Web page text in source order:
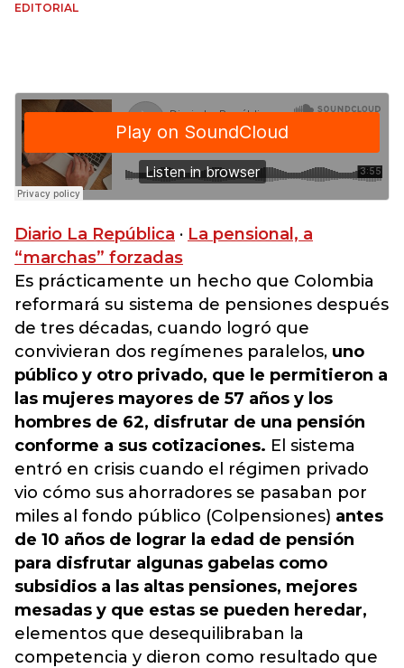
EDITORIAL
Diario La República · La pensional, a
“marchas” forzadas
Es prácticamente un hecho que Colombia
reformará su sistema de pensiones después
de tres décadas, cuando logró que
convivieran dos regímenes paralelos, uno
público y otro privado, que le permitieron a
las mujeres mayores de 57 años y los
hombres de 62, disfrutar de una pensión
conforme a sus cotizaciones. El sistema
entró en crisis cuando el régimen privado
vio cómo sus ahorradores se pasaban por
miles al fondo público (Colpensiones) antes
de 10 años de lograr la edad de pensión
para disfrutar algunas gabelas como
subsidios a las altas pensiones, mejores
mesadas y que estas se pueden heredar,
elementos que desequilibraban la
competencia y dieron como resultado que